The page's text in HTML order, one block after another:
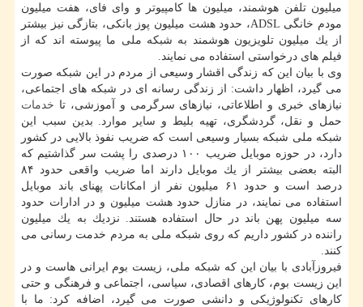
میلیون تلفن هوشمند، میلیون ها كامپیوتر و وای فای، هفت میلیون
مودم خانگی ADSL، حدود هشت میلیون پوز بانكی، بتازگی نیز بیشتر
از یك میلیون تلویزیون هوشمند به شبكه ملی ما پیوسته اند كه از
فیلم های درخواستی استفاده می نمایند.
وی با بیان این كه زندگی اقشار وسیعی از مردم در این شبكه صورت
می گیرد، اظهار داشت: از زندگی رسانه ای در شبكه های اجتماعی،
نیازهای خبری و اطلاعاتی، نیازهای سرگرمی و آموزشی، تا خدمات
حمل و نقل، گردشگری، تهیه بلیط و سایر موارد. بدین سبب این
شبكه ملی شبكه بسیار وسیعی است كه ضریب نفوذ بالایی در كشور
دارد، در حوزه موبایل ضریب ۱۰۰ درصدی را پشت سر گذاشتیم كه
البته بعضی بیشتر از یك موبایل دارند اما ضریب واقعی حدود ۸۴
درصد است و حدود ۶۱ میلیون نفر از امكانات پهنای باند موبایل
استفاده می نمایند، در منازل حدود هشت میلیون و در ادارات حدود
سه میلیون پهن باند در حال استفاده هستند. نزدیك به یك میلیون
راننده در كشور داریم كه روی شبكه ملی به مردم خدمت رسانی می
كنند.
فیروزآبادی با بیان این كه شبكه ملی، زیست بوم ایرانی هاست و در
این زیست بوم، كارهای اقصادی، سیاسی، اجتماعی و فرهنگی و حتی
كارهای تكنولوژیكی و دانشی صورت می گیرد، اضافه كرد: ما با